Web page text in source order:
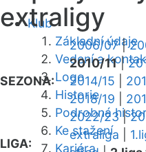
Klub
Základní údaje
Vedení a
Logo
Historie
Podrobná
Ke stažení
Kariéra
extraligy
SEZONA:
2006/07|
2010/11|
2014/15
2018/19
2022/23|
LIGA:
extraliga